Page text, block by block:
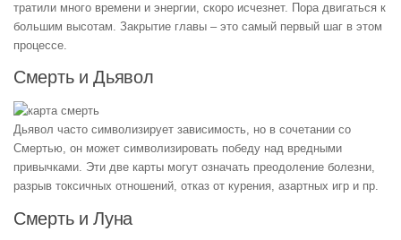
тратили много времени и энергии, скоро исчезнет. Пора двигаться к
большим высотам. Закрытие главы – это самый первый шаг в этом
процессе.
Смерть и Дьявол
Дьявол часто символизирует зависимость, но в сочетании со
Смертью, он может символизировать победу над вредными
привычками. Эти две карты могут означать преодоление болезни,
разрыв токсичных отношений, отказ от курения, азартных игр и пр.
Смерть и Луна